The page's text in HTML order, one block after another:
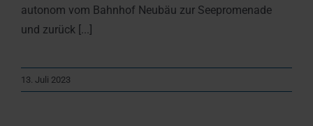
autonom vom Bahnhof Neubäu zur Seepromenade
und zurück [...]
13. Juli 2023